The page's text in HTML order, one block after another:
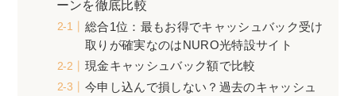
ーンを徹底比較
総合1位：最もお得でキャッシュバック受け
取りが確実なのはNURO光特設サイト
現金キャッシュバック額で比較
今申し込んで損しない？過去のキャッシュ